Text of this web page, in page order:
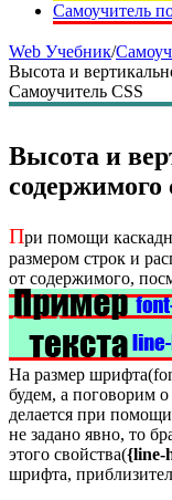
Самоучитель
Web Учебник/
Высота и
Самоучитель CSS
Высота и
содержимого
При помощи
размером строк и
от содержимого,
На размер
будем, а поговорим
делается при
не задано явно, то
этого свойства({line-
шрифта,